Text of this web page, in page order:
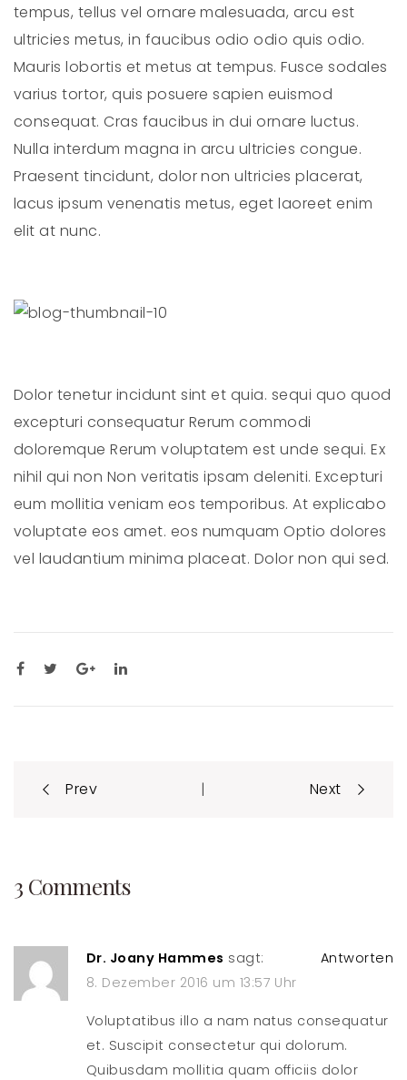
tempus, tellus vel ornare malesuada, arcu est
ultricies metus, in faucibus odio odio quis odio.
Mauris lobortis et metus at tempus. Fusce sodales
varius tortor, quis posuere sapien euismod
consequat. Cras faucibus in dui ornare luctus.
Nulla interdum magna in arcu ultricies congue.
Praesent tincidunt, dolor non ultricies placerat,
lacus ipsum venenatis metus, eget laoreet enim
elit at nunc.
Dolor tenetur incidunt sint et quia. sequi quo quod
excepturi consequatur Rerum commodi
doloremque Rerum voluptatem est unde sequi. Ex
nihil qui non Non veritatis ipsam deleniti. Excepturi
eum mollitia veniam eos temporibus. At explicabo
voluptate eos amet. eos numquam Optio dolores
vel laudantium minima placeat. Dolor non qui sed.
Post
navigation
Prev | Next
3 Comments
Dr. Joany Hammes sagt:
8. Dezember 2016 um 13:57 Uhr
Voluptatibus illo a nam natus consequatur
et. Suscipit consectetur qui dolorum.
Quibusdam mollitia quam officiis dolor
Antworten